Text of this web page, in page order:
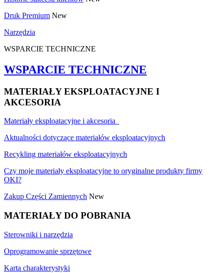
Druk Premium New
Narzędzia
WSPARCIE TECHNICZNE
WSPARCIE TECHNICZNE
MATERIAŁY EKSPLOATACYJNE I
AKCESORIA
Materiały eksploatacyjne i akcesoria
Aktualności dotyczące materiałów eksploatacyjnych
Recykling materiałów eksploatacyjnych
Czy moje materiały eksploatacyjne to oryginalne produkty firmy
OKI?
Zakup Części Zamiennych New
MATERIAŁY DO POBRANIA
Sterowniki i narzędzia
Oprogramowanie sprzętowe
Karta charakterystyki